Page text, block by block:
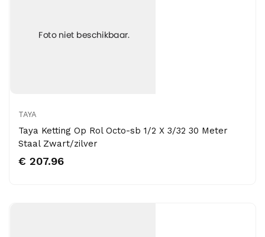
TAYA
Taya Ketting Op Rol Octo-sb 1/2 X 3/32 30 Meter
Staal Zwart/zilver
€ 207.96